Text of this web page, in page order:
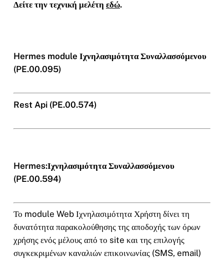
Δείτε την τεχνική μελέτη εδώ.
Hermes module Ιχνηλασιμότητα Συναλλασσόμενου
(PE.00.095)
Rest Api (PE.00.574)
Hermes:Ιχνηλασιμότητα Συναλλασσόμενου
(PE.00.594)
Το module Web Ιχνηλασιμότητα Χρήστη δίνει τη
δυνατότητα παρακολούθησης της αποδοχής των όρων
χρήσης ενός μέλους από το site και της επιλογής
συγκεκριμένων καναλιών επικοινωνίας (SMS, email)